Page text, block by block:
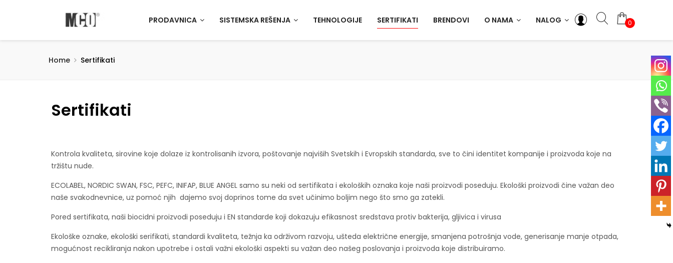
PRODAVNICA SISTEMSKA REŠENJA TEHNOLOGIJE SERTIFIKATI BRENDOVI O NAMA NALOG 0
Home Sertifikati
Sertifikati
Kontrola kvaliteta, sirovine koje dolaze iz kontrolisanih izvora, poštovanje najviših Svetskih i Evropskih standarda, sve to čini identitet kompanije i proizvoda koje na
tržištu nude.
ECOLABEL, NORDIC SWAN, FSC, PEFC, INIFAP, BLUE ANGEL samo su neki od sertifikata i ekoloških oznaka koje naši proizvodi poseduju. Ekološki proizvodi čine važan deo
naše svakodnevnice, uz pomoć njih dajemo svoj doprinos tome da svet učinimo boljim nego što smo ga zatekli.
Pored sertifikata, naši biocidni proizvodi poseduju i EN standarde koji dokazuju efikasnost sredstava protiv bakterija, gljivica i virusa
Ekološke oznake, ekološki serifikati, standardi kvaliteta, težnja ka održivom razvoju, ušteda električne energije, smanjena potrošnja vode, generisanje manje otpada,
mogućnost recikliranja nakon upotrebe i ostali važni ekološki aspekti su važan deo našeg poslovanja i proizvoda koje distribuiramo.